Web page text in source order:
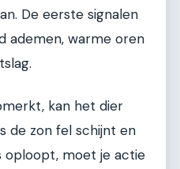
De eerste signalen
ademen, warme oren
kan het dier
de zon fel schijnt en
oploopt, moet je actie